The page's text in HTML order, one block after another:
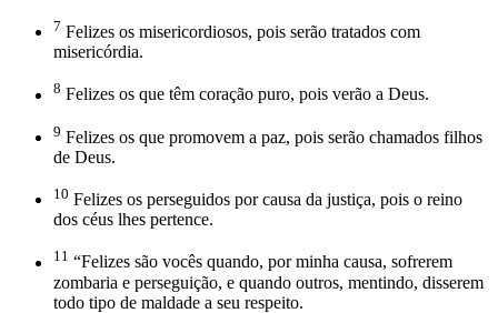
7 Felizes os misericordiosos, pois serão tratados com
misericórdia.
8 Felizes os que têm coração puro, pois verão a Deus.
9 Felizes os que promovem a paz, pois serão chamados filhos
de Deus.
10 Felizes os perseguidos por causa da justiça, pois o reino
dos céus lhes pertence.
11 “Felizes são vocês quando, por minha causa, sofrerem
zombaria e perseguição, e quando outros, mentindo, disserem
todo tipo de maldade a seu respeito.